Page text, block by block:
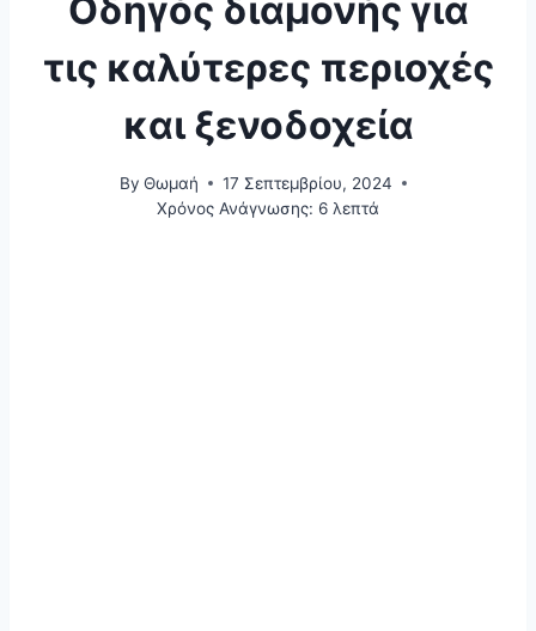
Οδηγός διαμονής για
τις καλύτερες περιοχές
και ξενοδοχεία
By Θωμαή
17 Σεπτεμβρίου, 2024
Χρόνος Ανάγνωσης: 6 λεπτά